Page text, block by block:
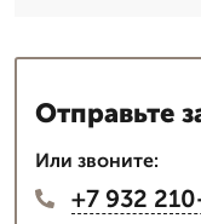
Отправьте
Или звоните:
+7 932